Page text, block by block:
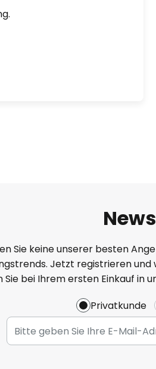
Sie keine unserer besten
Jetzt registrieren und
Sie bei Ihrem ersten Einkauf in
Privatkunde